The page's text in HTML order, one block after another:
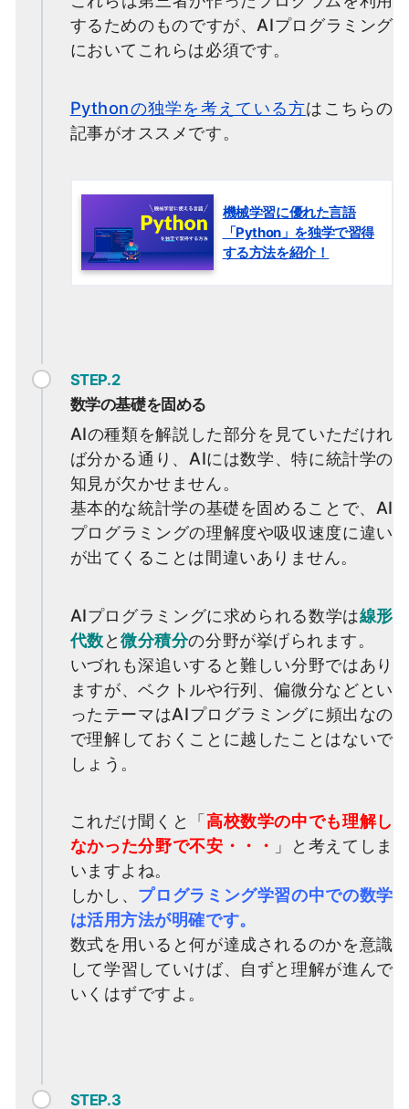
するためのものですが、AIプログラミング
においてこれらは必須です。
Pythonの独学を考えている方はこちらの
記事がオススメです。
機械学習に優れた言語
「Python」を独学で習得
する方法を紹介！
STEP.2
数学の基礎を固める
AIの種類を解説した部分を見ていただけれ
ば分かる通り、AIには数学、特に統計学の
知見が欠かせません。
基本的な統計学の基礎を固めることで、AI
プログラミングの理解度や吸収速度に違い
が出てくることは間違いありません。
AIプログラミングに求められる数学は線形
代数と微分積分の分野が挙げられます。
いづれも深追いすると難しい分野ではあり
ますが、ベクトルや行列、偏微分などとい
ったテーマはAIプログラミングに頻出なの
で理解しておくことに越したことはないで
しょう。
これだけ聞くと「高校数学の中でも理解し
なかった分野で不安・・・ 」と考えてしま
いますよね。
しかし、 プログラミング学習の中での数学
は活用方法が明確です。
数式を用いると何が達成されるのかを意識
して学習していけば、自ずと理解が進んで
いくはずですよ。
STEP.3